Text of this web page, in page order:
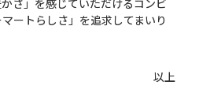
さ」を感じていただけるコンビ
ートらしさ」を追求してまいり
以上